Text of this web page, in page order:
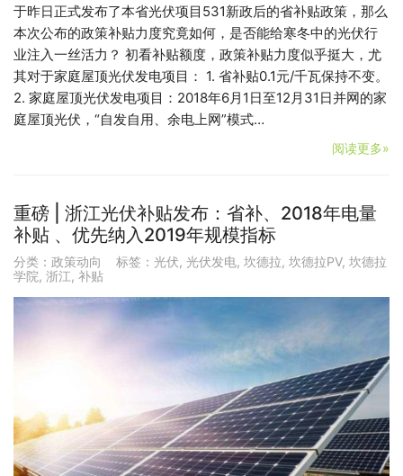
于昨日正式发布了本省光伏项目531新政后的省补贴政策，那么
本次公布的政策补贴力度究竟如何，是否能给寒冬中的光伏行
业注入一丝活力？ 初看补贴额度，政策补贴力度似乎挺大，尤
其对于家庭屋顶光伏发电项目： 1. 省补贴0.1元/千瓦保持不变。
2. 家庭屋顶光伏发电项目：2018年6月1日至12月31日并网的家
庭屋顶光伏，“自发自用、余电上网”模式…
阅读更多»
重磅 | 浙江光伏补贴发布：省补、2018年电量
补贴 、优先纳入2019年规模指标
分类： 政策动向 标签： 光伏, 光伏发电, 坎德拉, 坎德拉PV, 坎德拉
学院, 浙江, 补贴